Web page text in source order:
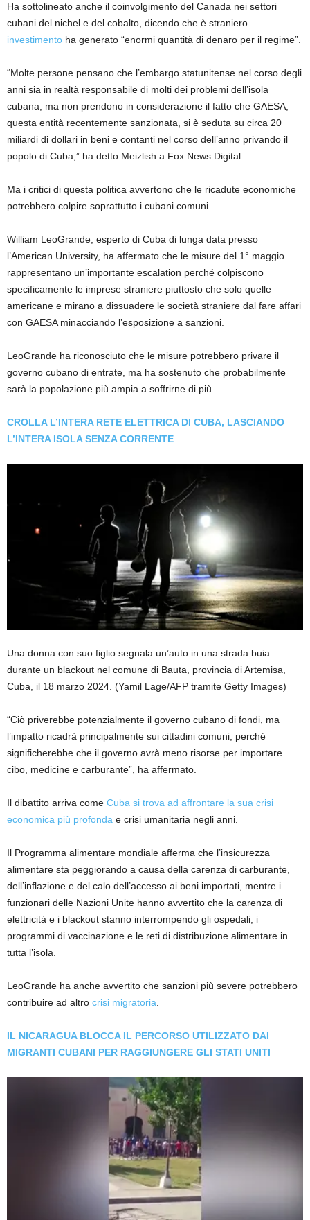
Ha sottolineato anche il coinvolgimento del Canada nei settori
cubani del nichel e del cobalto, dicendo che è straniero
investimento ha generato “enormi quantità di denaro per il regime”.
“Molte persone pensano che l’embargo statunitense nel corso degli
anni sia in realtà responsabile di molti dei problemi dell’isola
cubana, ma non prendono in considerazione il fatto che GAESA,
questa entità recentemente sanzionata, si è seduta su circa 20
miliardi di dollari in beni e contanti nel corso dell’anno privando il
popolo di Cuba,” ha detto Meizlish a Fox News Digital.
Ma i critici di questa politica avvertono che le ricadute economiche
potrebbero colpire soprattutto i cubani comuni.
William LeoGrande, esperto di Cuba di lunga data presso
l’American University, ha affermato che le misure del 1° maggio
rappresentano un’importante escalation perché colpiscono
specificamente le imprese straniere piuttosto che solo quelle
americane e mirano a dissuadere le società straniere dal fare affari
con GAESA minacciando l’esposizione a sanzioni.
LeoGrande ha riconosciuto che le misure potrebbero privare il
governo cubano di entrate, ma ha sostenuto che probabilmente
sarà la popolazione più ampia a soffrirne di più.
CROLLA L’INTERA RETE ELETTRICA DI CUBA, LASCIANDO
L’INTERA ISOLA SENZA CORRENTE
Una donna con suo figlio segnala un’auto in una strada buia
durante un blackout nel comune di Bauta, provincia di Artemisa,
Cuba, il 18 marzo 2024. (Yamil Lage/AFP tramite Getty Images)
“Ciò priverebbe potenzialmente il governo cubano di fondi, ma
l’impatto ricadrà principalmente sui cittadini comuni, perché
significherebbe che il governo avrà meno risorse per importare
cibo, medicine e carburante”, ha affermato.
Il dibattito arriva come Cuba si trova ad affrontare la sua crisi
economica più profonda e crisi umanitaria negli anni.
Il Programma alimentare mondiale afferma che l’insicurezza
alimentare sta peggiorando a causa della carenza di carburante,
dell’inflazione e del calo dell’accesso ai beni importati, mentre i
funzionari delle Nazioni Unite hanno avvertito che la carenza di
elettricità e i blackout stanno interrompendo gli ospedali, i
programmi di vaccinazione e le reti di distribuzione alimentare in
tutta l’isola.
LeoGrande ha anche avvertito che sanzioni più severe potrebbero
contribuire ad altro crisi migratoria
IL NICARAGUA BLOCCA IL PERCORSO UTILIZZATO DAI
MIGRANTI CUBANI PER RAGGIUNGERE GLI STATI UNITI